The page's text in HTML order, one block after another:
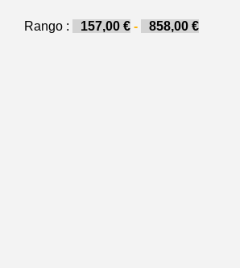
Rango : 157,00 € - 858,00 €